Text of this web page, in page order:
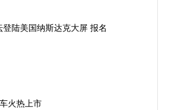
陆美国纳斯达克大屏 报名
火热上市